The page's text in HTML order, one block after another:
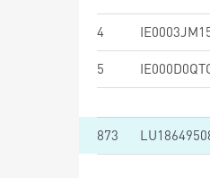
4
5
873